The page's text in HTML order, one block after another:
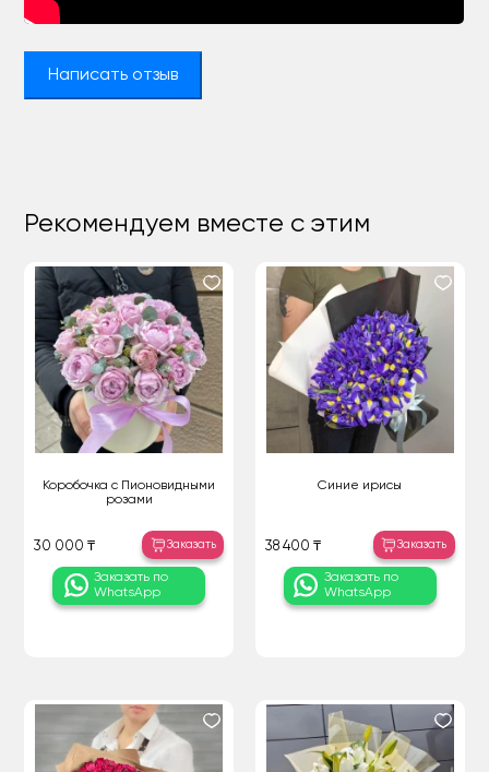
Написать отзыв
Рекомендуем вместе с этим
Коробочка с Пионовидными
розами
30 000 ₸ Заказать
Заказать по
WhatsApp
Синие ирисы
38 400 ₸ Заказать
Заказать по
WhatsApp